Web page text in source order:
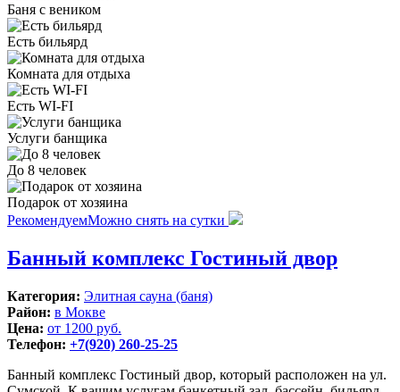
Баня с веником
Есть бильярд
Комната для отдыха
Есть WI-FI
Услуги банщика
До 8 человек
Подарок от хозяина
РекомендуемМожно снять на сутки
Банный комплекс Гостиный двор
Категория: Элитная сауна (баня)
Район: в Мокве
Цена: от 1200 руб.
Телефон: +7(920) 260-25-25
Банный комплекс Гостиный двор, который расположен на ул.